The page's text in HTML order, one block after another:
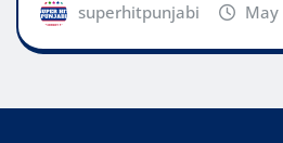
superhitpunjabi May